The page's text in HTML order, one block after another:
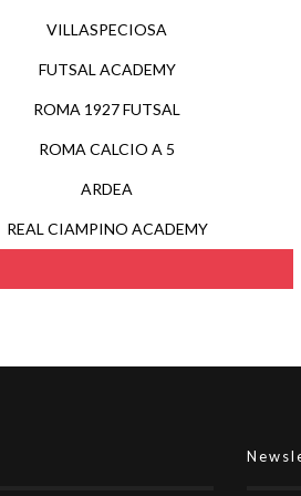
VILLASPECIOSA
FUTSAL ACADEMY
ROMA 1927 FUTSAL
ROMA CALCIO A 5
ARDEA
REAL CIAMPINO ACADEMY